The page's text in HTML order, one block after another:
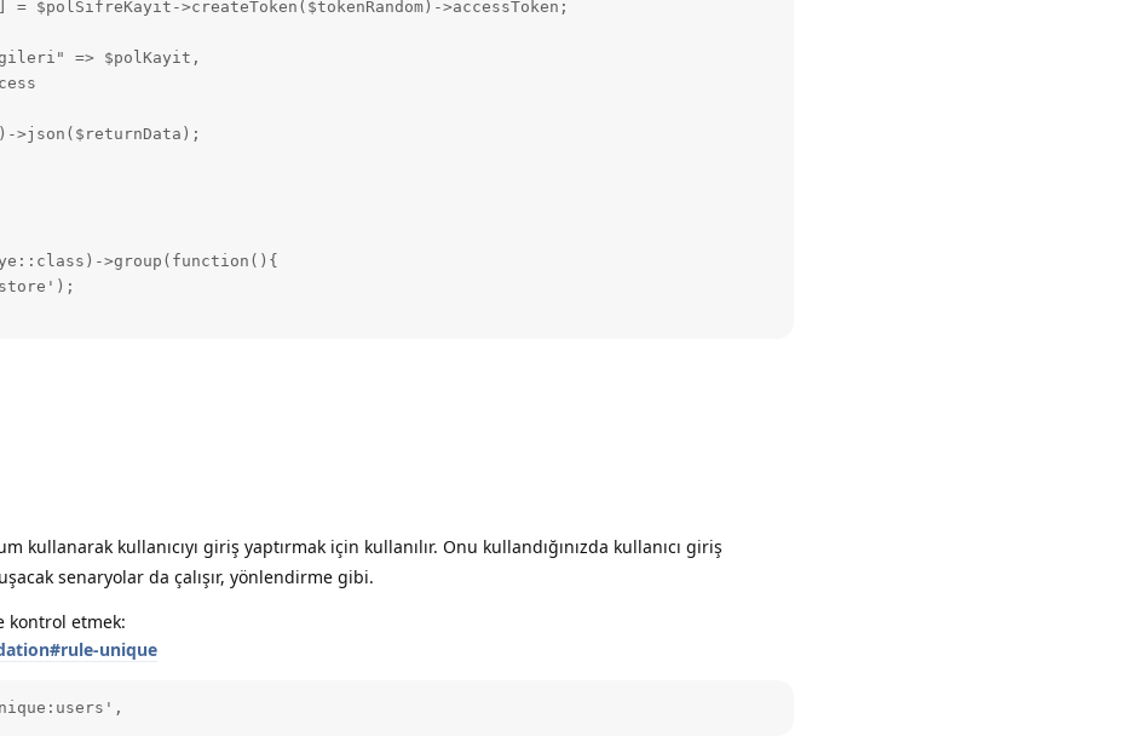
= $polSifreKayit->createToken($tokenRandom)->accessToken;
=> $polKayit,
>json($returnData);
>group(function(){
kullanarak kullanıcıyı giriş yaptırmak için kullanılır. Onu kullandığınızda kullanıcı giriş
senaryolar da çalışır, yönlendirme gibi.
kontrol etmek:
unique